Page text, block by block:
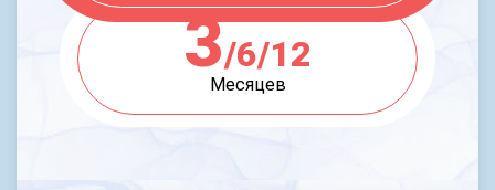
3/6/12
Месяцев